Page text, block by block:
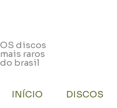
OS discos
mais raros
do brasil
INÍCIO DISCOS